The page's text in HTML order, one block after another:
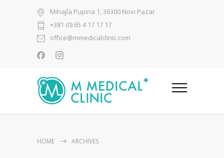
Mihajla Pupina 1, 36300 Novi Pazar
+381 (0) 65 4 17 17 17
office@mmedicalclinic.com
HOME ARCHIVES